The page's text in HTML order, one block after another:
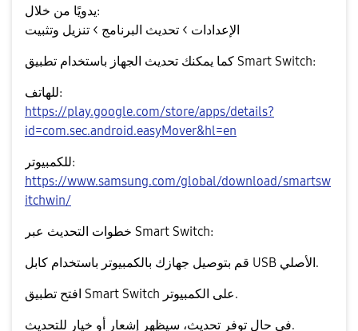
يدويًا من خلال:
الإعدادات > تحديث البرنامج > تنزيل وتثبيت
Smart Switch:
للهاتف:
https://play.google.com/store/apps/details?
id=com.sec.android.easyMover&hl=en
للكمبيوتر:
https://www.samsung.com/global/download/smartsw
itchwin/
خطوات التحديث عبر Smart Switch:
قم بتوصيل جهازك بالكمبيوتر باستخدام كابل USB الأصلي.
افتح تطبيق Smart Switch على الكمبيوتر.
في حال توفر تحديث، سيظهر إشعار أو خيار للتحديث.